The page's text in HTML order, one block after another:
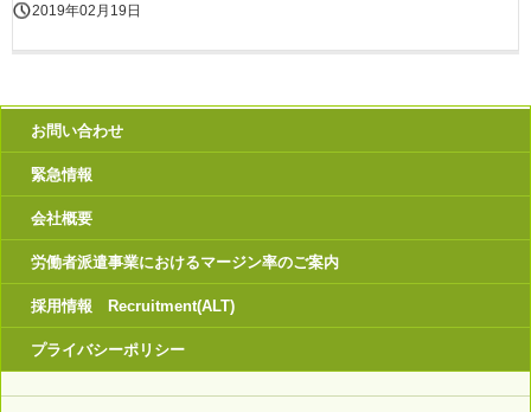
2019年02月19日
お問い合わせ
緊急情報
会社概要
労働者派遣事業におけるマージン率のご案内
採用情報 Recruitment(ALT)
プライバシーポリシー